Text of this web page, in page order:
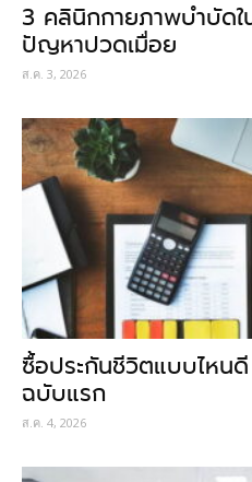
3 คลินิกกายภาพบำบัด
ปัญหาปวดเมื่อย
ส.ค. 3, 2026
ซื้อประกันชีวิตแบบไหน
ฉบับแรก
ส.ค. 4, 2026